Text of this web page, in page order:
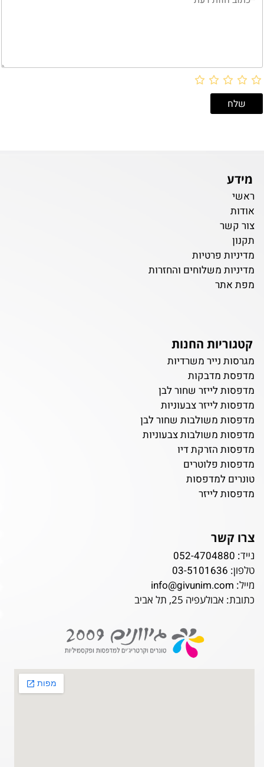
מידע
ראשי
אודות
צור קשר
תקנון
מדיניות פרטיות
מדיניות משלוחים והחזרות
מפת אתר
קטגוריות החנות
מגרסות נייר משרדיות
מדפסת מדבקות
מדפסות לייזר שחור לבן
מדפסות לייזר צבעוניות
מדפסות משולבות שחור לבן
מדפסות משולבות צבעוניות
מדפסות הזרקת דיו
מדפסות פלוטרים
טונרים למדפסות
מדפסות לייזר
צרו קשר
נייד: 052-4704880
טלפון: 03-5101636
מייל: info@givunim.com
כתובת: אבולעפיה 25, תל אביב